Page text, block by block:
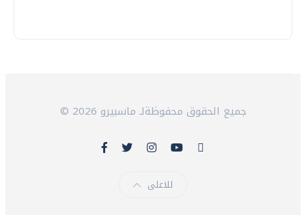
© 2026 جميع الحقوق محفوظةلـ ماسبيرو
للاعلى